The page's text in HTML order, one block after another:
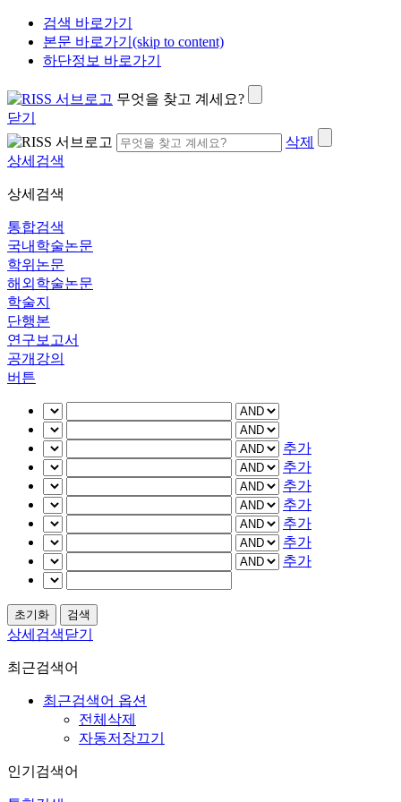
검색 바로가기
본문 바로가기(skip to content)
하단정보 바로가기
무엇을 찾고 계세요?
닫기
삭제
상세검색
상세검색
통합검색
국내학술논문
학위논문
해외학술논문
학술지
단행본
연구보고서
공개강의
버튼
추가
추가
추가
추가
추가
추가
추가
상세검색닫기
최근검색어
최근검색어 옵션
전체삭제
자동저장끄기
인기검색어